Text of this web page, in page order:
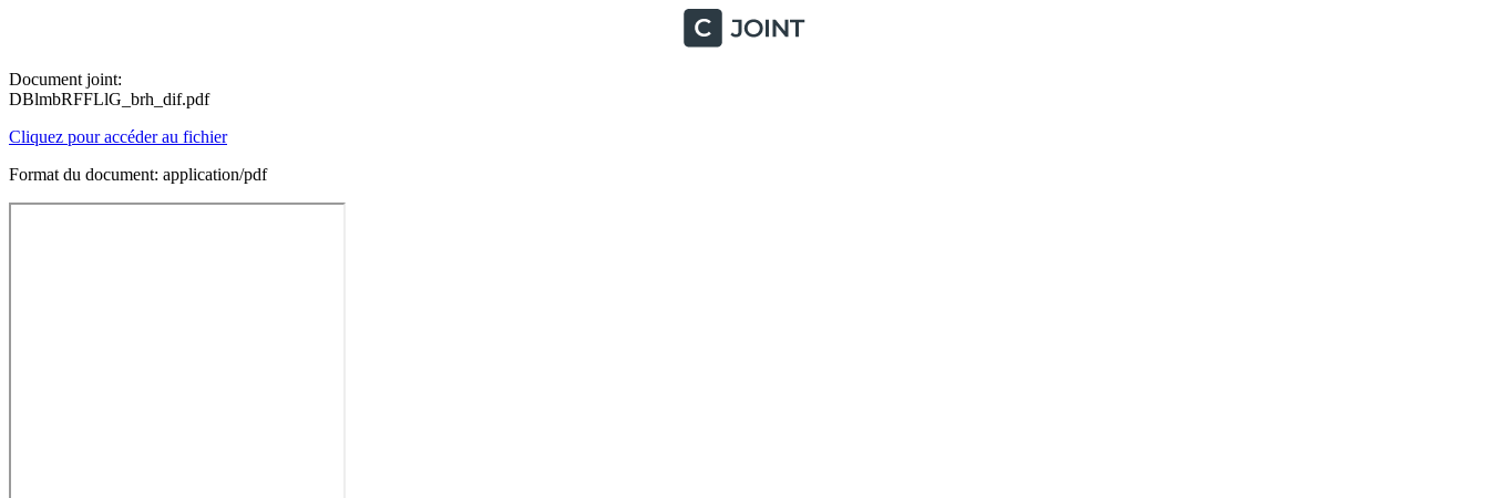
Document joint:
DBlmbRFFLlG_brh_dif.pdf
Cliquez pour accéder au fichier
Format du document: application/pdf